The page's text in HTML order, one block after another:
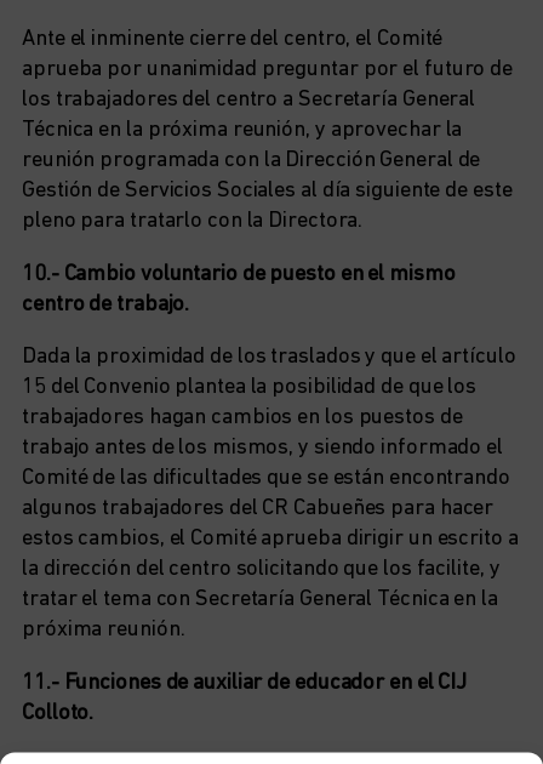
Ante el inminente cierre del centro, el Comité
aprueba por unanimidad preguntar por el futuro de
los trabajadores del centro a Secretaría General
Técnica en la próxima reunión, y aprovechar la
reunión programada con la Dirección General de
Gestión de Servicios Sociales al día siguiente de este
pleno para tratarlo con la Directora.
10.- Cambio voluntario de puesto en el mismo
centro de trabajo.
Dada la proximidad de los traslados y que el artículo
15 del Convenio plantea la posibilidad de que los
trabajadores hagan cambios en los puestos de
trabajo antes de los mismos, y siendo informado el
Comité de las dificultades que se están encontrando
algunos trabajadores del CR Cabueñes para hacer
estos cambios, el Comité aprueba dirigir un escrito a
la dirección del centro solicitando que los facilite, y
tratar el tema con Secretaría General Técnica en la
próxima reunión.
11.- Funciones de auxiliar de educador en el CIJ
Colloto.